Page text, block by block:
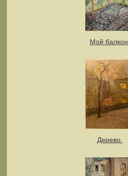
Мой балкон.
Дерево.